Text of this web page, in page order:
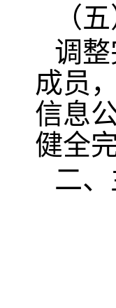
（
调
成员
信息
健全
二